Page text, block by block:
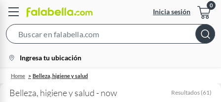
Inicia sesión
Bar
location-
icon
Ingresa tu ubicación
Home Belleza, higiene y salud
Belleza, higiene y salud - now Resultados (61)